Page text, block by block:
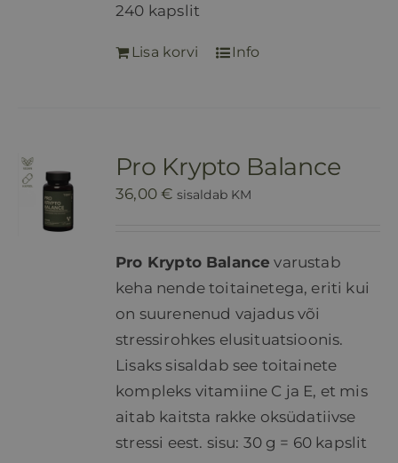
240 kapslit
Lisa korvi Info
Pro Krypto Balance
36,00€ sisaldab KM
Pro Krypto Balance varustab
keha nende toitainetega, eriti kui
on suurenenud vajadus või
stressirohkes elusituatsioonis.
Lisaks sisaldab see toitainete
kompleks vitamiine C ja E, et mis
aitab kaitsta rakke oksüdatiivse
stressi eest. sisu: 30 g = 60 kapslit